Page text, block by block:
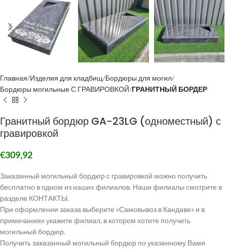
Главная Изделия для кладбищ Бордюры для могил
Бордюры могильные С ГРАВИРОВКОЙ ГРАНИТНЫЙ БОРДЕР
Гранитный бордюр GA-23LG (одноместный) с
гравировкой
€309,92
Заказанный могильный бордюр с гравировкой можно получить
бесплатно в одном из наших филиалов. Наши филиалы смотрите в
разделе КОНТАКТЫ.
При оформлении заказа выберите «Самовывоз в Кандаве» и в
примечаниях укажите филиал, в котором хотите получить
могильный бордюр.
Получить заказанный могильный бордюр по указанному Вами